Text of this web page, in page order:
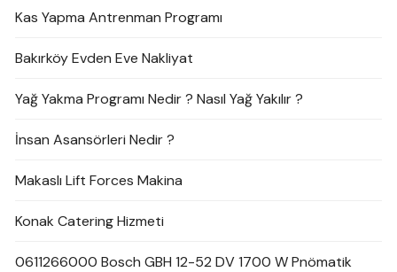
Kas Yapma Antrenman Programı
Bakırköy Evden Eve Nakliyat
Yağ Yakma Programı Nedir ? Nasıl Yağ Yakılır ?
İnsan Asansörleri Nedir ?
Makaslı Lift Forces Makina
Konak Catering Hizmeti
0611266000 Bosch GBH 12-52 DV 1700 W Pnömatik